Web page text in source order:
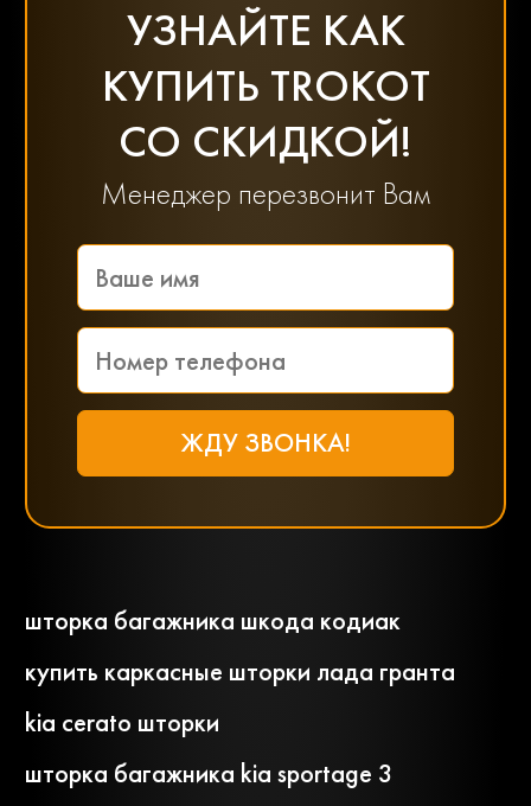
УЗНАЙТЕ КАК
КУПИТЬ TROKOT
СО СКИДКОЙ!
Менеджер перезвонит Вам
шторка багажника шкода кодиак
купить каркасные шторки лада гранта
kia cerato шторки
шторка багажника kia sportage 3